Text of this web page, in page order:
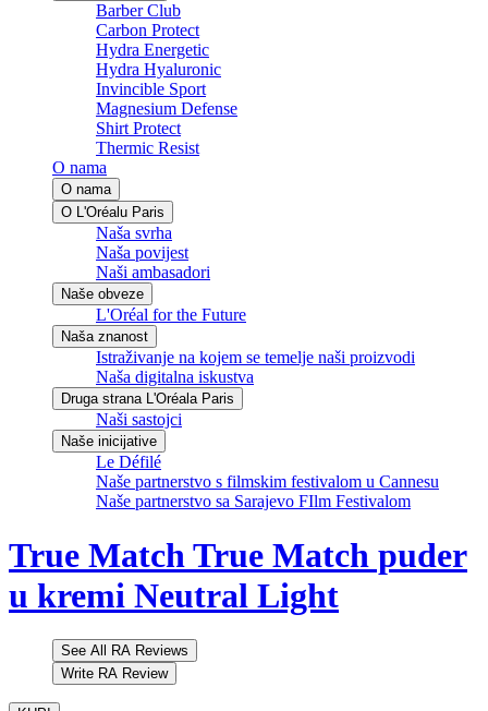
Barber Club
Carbon Protect
Hydra Energetic
Hydra Hyaluronic
Invincible Sport
Magnesium Defense
Shirt Protect
Thermic Resist
O nama
O nama
O L'Oréalu Paris
Naša svrha
Naša povijest
Naši ambasadori
Naše obveze
L'Oréal for the Future
Naša znanost
Istraživanje na kojem se temelje naši proizvodi
Naša digitalna iskustva
Druga strana L'Oréala Paris
Naši sastojci
Naše inicijative
Le Défilé
Naše partnerstvo s filmskim festivalom u Cannesu
Naše partnerstvo sa Sarajevo FIlm Festivalom
True Match True Match puder
u kremi Neutral Light
See All RA Reviews
Write RA Review